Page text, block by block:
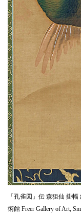
「孔雀図」伝 森狙仙 掛
術館 Freer Gallery of Art,